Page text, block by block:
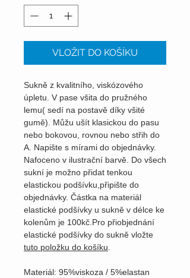
VLOŽIT DO KOŠÍKU
Sukně z kvalitního, viskózového
úpletu. V pase všita do pružného
lemu( sedí na postavě díky všité
gumě). Můžu ušít klasickou do pasu
nebo bokovou, rovnou nebo střih do
A. Napište s mírami do objednávky.
Nafoceno v ilustrační barvě. Do všech
sukní je možno přidat tenkou
elastickou podšívku,připište do
objednávky. Částka na materiál
elastické podšívky u sukně v délce ke
kolenům je 100kč.Pro přiobjednání
elastické podšívky do sukně vložte
tuto položku do košíku.
Materiál: 95%viskoza / 5%elastan